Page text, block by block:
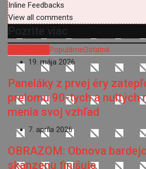
Inline Feedbacks
View all comments
Pozrite viac
PopulárneOstatné
19. mája 2026
Paneláky z prvej éry
prelomu 90-tych a nultých
menia svoj vzhľad
7. apríla 2026
OBRAZOM: Obnova
skanzenu finišuje